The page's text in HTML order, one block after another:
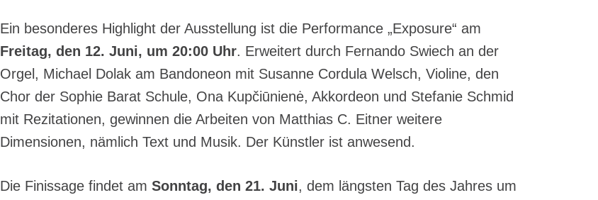
Ein besonderes Highlight der Ausstellung ist die Performance „Exposure“ am
Freitag, den 12. Juni, um 20:00 Uhr. Erweitert durch Fernando Swiech an der
Orgel, Michael Dolak am Bandoneon mit Susanne Cordula Welsch, Violine, den
Chor der Sophie Barat Schule, Ona Kupčiūnienė, Akkordeon und Stefanie Schmid
mit Rezitationen, gewinnen die Arbeiten von Matthias C. Eitner weitere
Dimensionen, nämlich Text und Musik. Der Künstler ist anwesend.
Die Finissage findet amSonntag, den 21. Juni, dem längsten Tag des Jahres um